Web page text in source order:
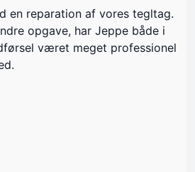
en reparation af vores tegltag.
opgave, har Jeppe både i
været meget professionel